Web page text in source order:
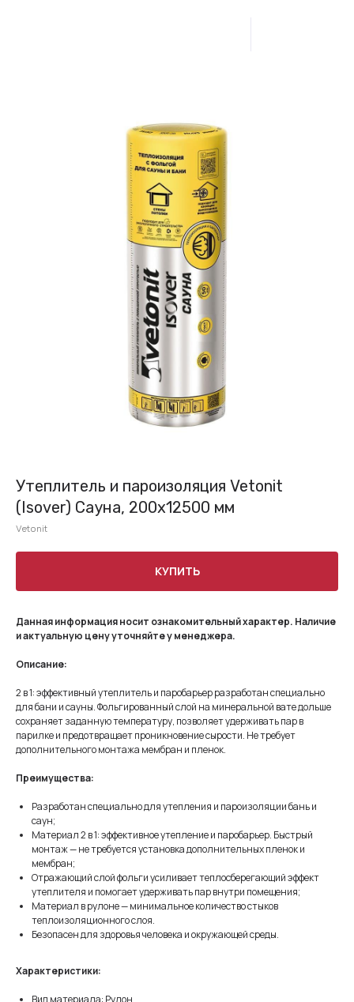
Утеплитель и пароизоляция Vetonit
(Isover) Сауна, 200х12500 мм
Vetonit
КУПИТЬ
Данная информация носит ознакомительный характер. Наличие
и актуальную цену уточняйте у менеджера.
Описание:
2 в 1:эффективный утеплитель и паробарьер разработан специально
для бани и сауны. Фольгированный слой на минеральной вате дольше
сохраняет заданную температуру, позволяет удерживать пар в
парилке и предотвращает проникновение сырости. Не требует
дополнительного монтажа мембран и пленок.
Преимущества:
Разработан специально для утепления и пароизоляции бань и
саун;
Материал 2 в 1: эффективное утепление и паробарьер. Быстрый
монтаж — не требуется установка дополнительных пленок и
мембран;
Отражающий слой фольги усиливает теплосберегающий эффект
утеплителя и помогает удерживать пар внутри помещения;
Материал в рулоне — минимальное количество стыков
теплоизоляционного слоя.
Безопасен для здоровья человека и окружающей среды.
Характеристики:
Вид материала: Рулон